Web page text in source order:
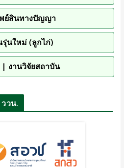
ย์สินทางปัญญา
นใหม่ (ลูกไก่)
| งานวิจัยสถาบัน
วน.